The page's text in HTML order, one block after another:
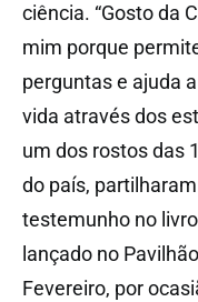
ciência. “Gosto da
mim porque
perguntas e ajuda
vida através dos
um dos rostos das
do país,
testemunho no livro
lançado no
Fevereiro, por